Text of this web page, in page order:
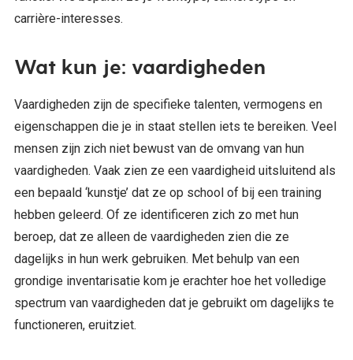
carrière-interesses.
Wat kun je: vaardigheden
Vaardigheden zijn de specifieke talenten, vermogens en
eigenschappen die je in staat stellen iets te bereiken. Veel
mensen zijn zich niet bewust van de omvang van hun
vaardigheden. Vaak zien ze een vaardigheid uitsluitend als
een bepaald ‘kunstje’ dat ze op school of bij een training
hebben geleerd. Of ze identificeren zich zo met hun
beroep, dat ze alleen de vaardigheden zien die ze
dagelijks in hun werk gebruiken. Met behulp van een
grondige inventarisatie kom je erachter hoe het volledige
spectrum van vaardigheden dat je gebruikt om dagelijks te
functioneren, eruitziet.